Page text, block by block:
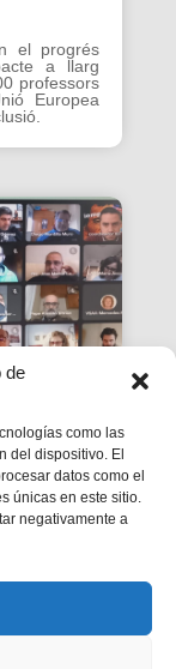
de
como las
del dispositivo. El
datos como el
únicas en este sitio.
negativamente a
el progrés
a llarg
professors
Europea
2022